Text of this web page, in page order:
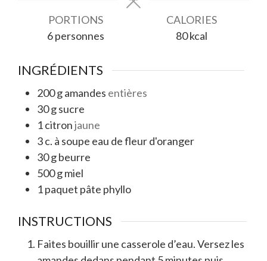
PORTIONS
6personnes
CALORIES
80 kcal
INGRÉDIENTS
200gamandes entières
30gsucre
1citronjaune
3c. à soupe eau de fleur d'oranger
30gbeurre
500gmiel
1paquet pâte phyllo
INSTRUCTIONS
Faites bouillir une casserole d’eau. Versez les